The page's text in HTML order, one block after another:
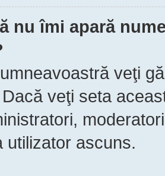
nu îmi apară
veţi
Dacă veţi seta
utilizator ascuns.